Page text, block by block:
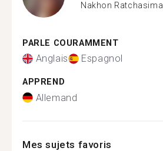
Nakhon Ratchasima
PARLE COURAMMENT
Anglais Espagnol
APPREND
Allemand
Mes sujets favoris